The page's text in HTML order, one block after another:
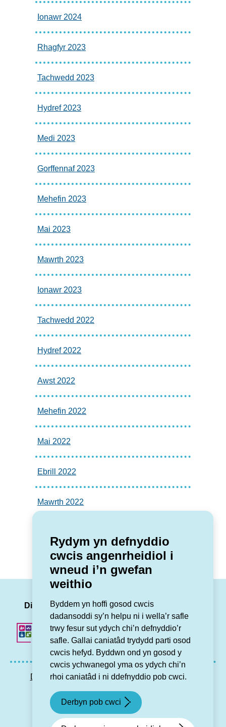
Rydym yn defnyddio
cwcis angenrheidiol i
wneud i’n gwefan
weithio
Byddem yn hoffi gosod cwcis
dadansoddi sy’n helpu ni i wella’r safle
trwy fesur sut ydych chi’n defnyddio’r
safle. Gallai caniatâd trydydd parti osod
cwcis hefyd. Byddwn ond yn gosod y
cwcis ychwanegol yma os ydych chi’n
rhoi caniatâd i ni ddefnyddio pob cwci.
Derbyn pob cwci
Ionawr 2024
Rhagfyr 2023
Tachwedd 2023
Hydref 2023
Medi 2023
Gorffennaf 2023
Mehefin 2023
Mai 2023
Mawrth 2023
Ionawr 2023
Tachwedd 2022
Hydref 2022
Awst 2022
Mehefin 2022
Mai 2022
Ebrill 2022
Mawrth 2022
Dilynwch ni LinkedIn
Facebook
Twitter
Datganiad hygyrchedd
Preifatrwydd GDPR
© Grŵp Cynefin 2024.Gwefan gan Connect